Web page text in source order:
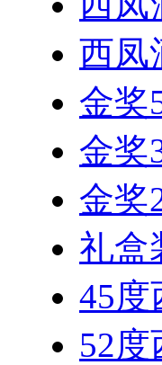
西凤
金奖
金奖
金奖
礼盒
45度
52度